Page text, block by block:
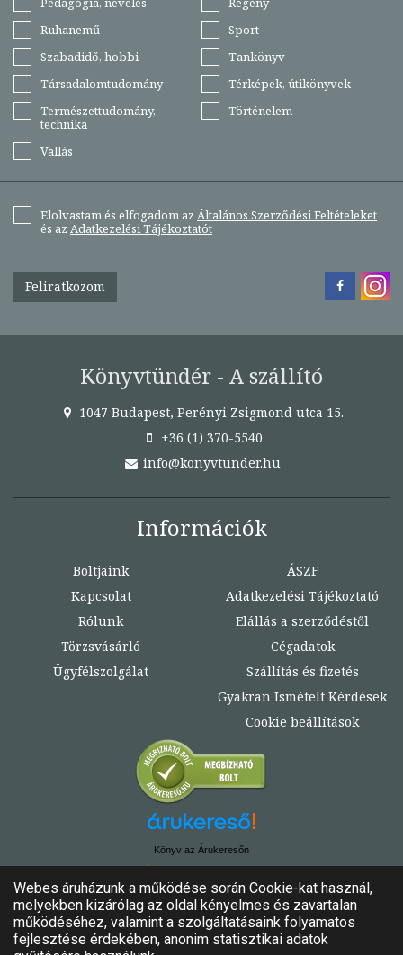
Ruhanemű
Sport
Szabadidő, hobbi
Tankönyv
Társadalomtudomány
Térképek, útikönyvek
Természettudomány,
technika
Történelem
Vallás
Elolvastam és elfogadom az Általános Szerződési Feltételeket
és az Adatkezelési Tájékoztatót
Feliratkozom
Könyvtündér - A szállító
1047 Budapest, Perényi Zsigmond utca 15.
+36 (1) 370-5540
info@konyvtunder.hu
Információk
Boltjaink
Kapcsolat
Rólunk
Törzsvásárló
Ügyfélszolgálat
ÁSZF
Adatkezelési Tájékoztató
Elállás a szerződéstől
Cégadatok
Szállítás és fizetés
Gyakran Ismételt Kérdések
Cookie beállítások
Könyv az Árukeresőn